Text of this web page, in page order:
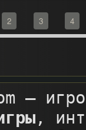
2 3 4
–
,